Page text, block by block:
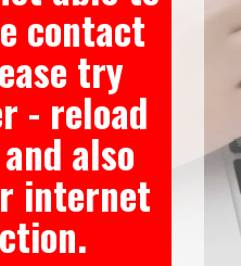
contact
try
- reload
also
internet